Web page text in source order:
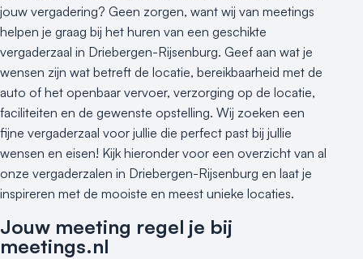
Groene locatie
Heisessie
Hotel
Hybride events
Industriële locatie
Kasteel en landgoed
Kleine / intieme locatie
Locaties aan zee
Museum
Varende locatie
jouw vergadering? Geen zorgen, want wij van meetings
helpen je graag bij het huren van een geschikte
vergaderzaal in Driebergen-Rijsenburg. Geef aan wat je
wensen zijn wat betreft de locatie, bereikbaarheid met de
auto of het openbaar vervoer, verzorging op de locatie,
faciliteiten en de gewenste opstelling. Wij zoeken een
fijne vergaderzaal voor jullie die perfect past bij jullie
wensen en eisen! Kijk hieronder voor een overzicht van al
onze vergaderzalen in Driebergen-Rijsenburg en laat je
inspireren met de mooiste en meest unieke locaties.
Jouw meeting regel je bij
meetings.nl